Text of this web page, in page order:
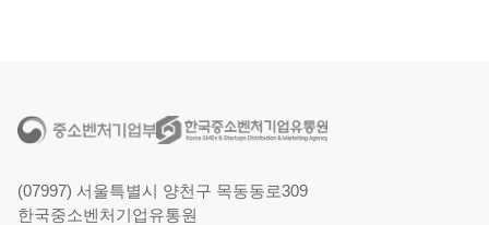
(07997) 서울특별시 양천구 목동동로309
한국중소벤처기업유통원